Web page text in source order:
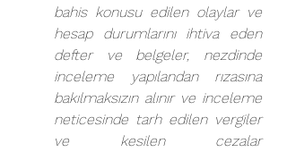
bahis konusu edilen olaylar ve
hesap durumlarını ihtiva eden
defter ve belgeler, nezdinde
inceleme yapılandan rızasına
bakılmaksızın alınır ve inceleme
neticesinde tarh edilen vergiler
ve kesilen cezalar